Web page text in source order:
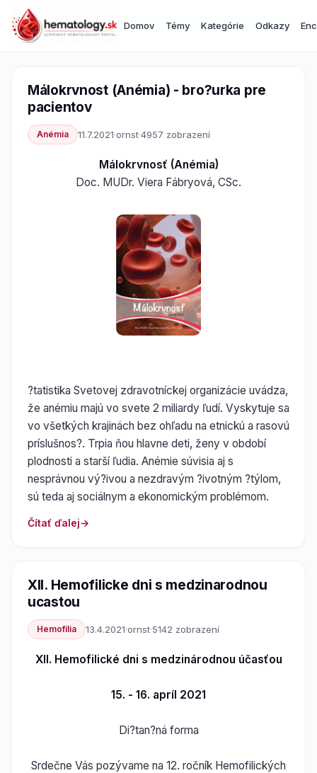
Domov Témy Kategórie Odkazy
Málokrvnost (Anémia) - bro?urka pre
pacientov
Anémia 11.7.2021·ornst·4957 zobrazení
Málokrvnosť (Anémia)
Doc. MUDr. Viera Fábryová, CSc.
?tatistika Svetovej zdravotníckej organizácie uvádza,
že anémiu majú vo svete 2 miliardy ľudí. Vyskytuje sa
vo všetkých krajinách bez ohľadu na etnickú a rasovú
príslušnos?. Trpia ňou hlavne deti, ženy v období
plodnosti a starší ľudia. Anémie súvisia aj s
nesprávnou vý?ivou a nezdravým ?ivotným ?týlom,
sú teda aj sociálnym a ekonomickým problémom.
Čítať ďalej
XII. Hemofilicke dni s medzinarodnou
ucastou
Hemofília 13.4.2021·ornst·5142 zobrazení
XII. Hemofilické dni s medzinárodnou účasťou
15. - 16. apríl 2021
Di?tan?ná forma
Srdečne Vás pozývame na 12. ročník Hemofilických